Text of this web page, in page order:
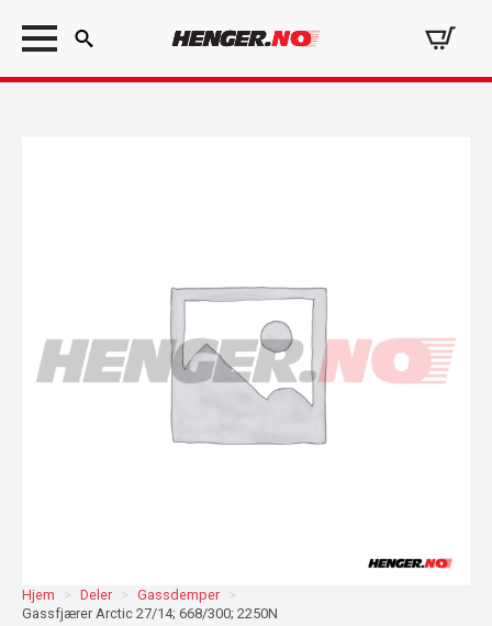
Search
Hjem Deler
Gassdemper
Gassfjærer Arctic 27/14; 668/300; 2250N